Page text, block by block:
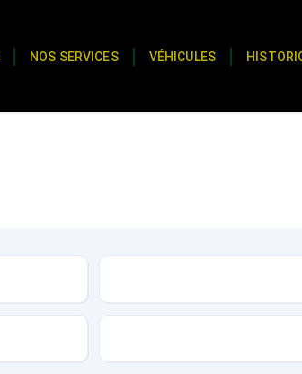
NOS SERVICES VÉHICULES